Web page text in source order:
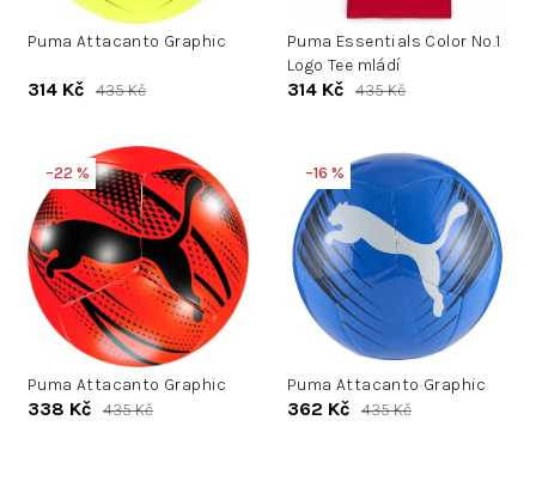
k
ů
u
k
Puma Attacanto Graphic
314 Kč 435 Kč
Puma Essentials Color No.1
Logo Tee mládí
314 Kč 435 Kč
–22 %
Puma Attacanto Graphic
338 Kč 435 Kč
–16 %
Puma Attacanto Graphic
362 Kč 435 Kč